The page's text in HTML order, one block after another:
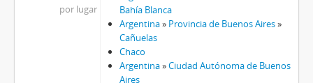
por lugar
Bahía Blanca
Argentina» Provincia de Buenos Aires»
Cañuelas
Chaco
Argentina»Ciudad Autónoma de Buenos
Aires